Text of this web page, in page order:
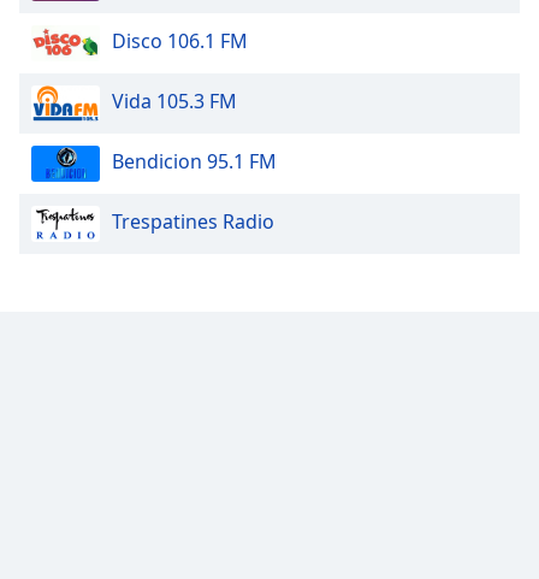
Font
Style
Disco 106.1 FM
Vida 105.3 FM
Bendicion 95.1 FM
Trespatines Radio